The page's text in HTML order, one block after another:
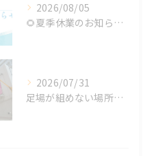
2026/08/05
🌻夏季休業のお知らせ🌻
2026/07/31
足場が組めない場所でも施工可能！ロープアクセス工法の特徴と対応できる工事